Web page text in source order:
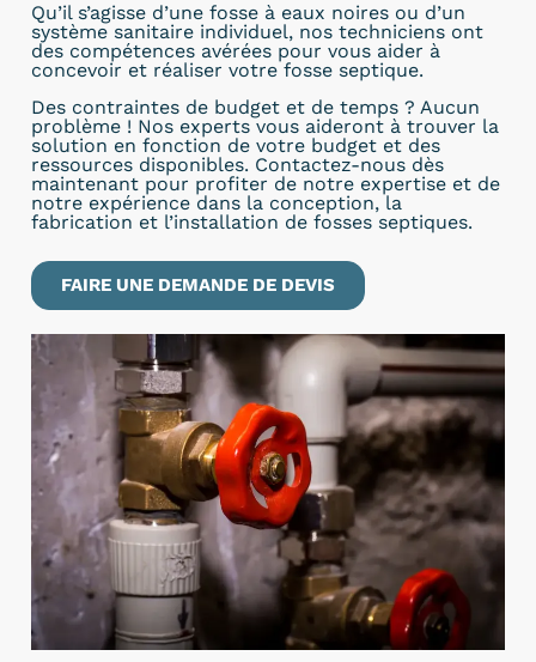
Qu’il s’agisse d’une fosse à eaux noires ou d’un
système sanitaire individuel, nos techniciens ont
des compétences avérées pour vous aider à
concevoir et réaliser votre fosse septique.
Des contraintes de budget et de temps ? Aucun
problème ! Nos experts vous aideront à trouver la
solution en fonction de votre budget et des
ressources disponibles. Contactez-nous dès
maintenant pour profiter de notre expertise et de
notre expérience dans la conception, la
fabrication et l’installation de fosses septiques.
FAIRE UNE DEMANDE DE DEVIS